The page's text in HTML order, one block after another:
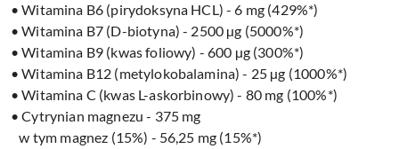
• Witamina B6 (pirydoksyna HCL) - 6 mg (429%*)
• Witamina B7 (D-biotyna) - 2500 µg (5000%*)
• Witamina B9 (kwas foliowy) - 600 µg (300%*)
• Witamina B12 (metylokobalamina) - 25 µg (1000%*)
• Witamina C (kwas L-askorbinowy) - 80 mg (100%*)
• Cytrynian magnezu - 375 mg
w tym magnez (15%) - 56,25 mg (15%*)